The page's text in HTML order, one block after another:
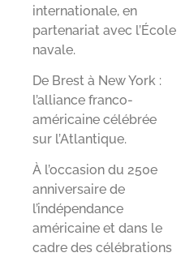
internationale, en
partenariat avec l’École
navale.
De Brest à New York :
l’alliance franco-
américaine célébrée
sur l’Atlantique.
À l’occasion du 250e
anniversaire de
l’indépendance
américaine et dans le
cadre des célébrations